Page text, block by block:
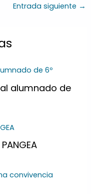
Entrada siguiente →
alumnado de